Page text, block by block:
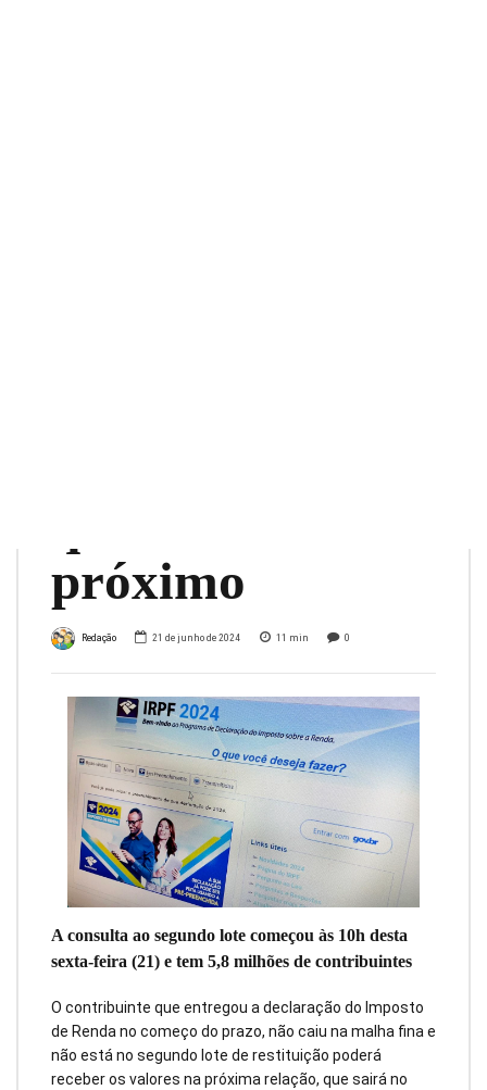
próximo
Redação 21 de junho de 2024 11 min 0
A consulta ao segundo lote começou às 10h desta
sexta-feira (21) e tem 5,8 milhões de contribuintes
O contribuinte que entregou a declaração do Imposto
de Renda no começo do prazo, não caiu na malha fina e
não está no segundo lote de restituição poderá
receber os valores na próxima relação, que sairá no